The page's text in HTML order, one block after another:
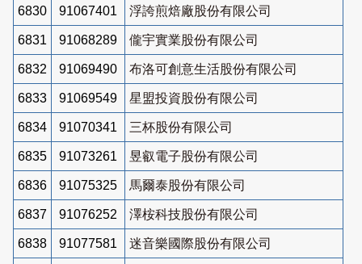
6830 91067401 浮誇煎焙廠股份有限公司
6831 91068289 儱宇實業股份有限公司
6832 91069490 布洛可創意生活股份有限公司
6833 91069549 星盟投資股份有限公司
6834 91070341 三杯股份有限公司
6835 91073261 昱叡電子股份有限公司
6836 91075325 馬爾泰股份有限公司
6837 91076252 澤桉科技股份有限公司
6838 91077581 迷音樂國際股份有限公司